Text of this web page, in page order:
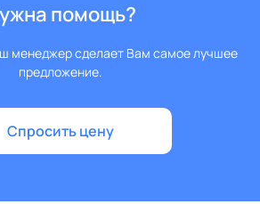
помощь?
менеджер сделает Вам самое лучшее
предложение.
Спросить цену